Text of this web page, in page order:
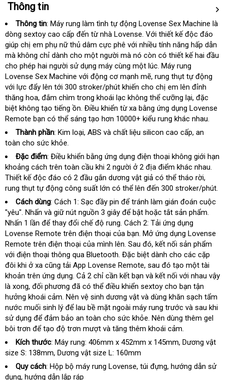
Thông tin
Thông tin: Máy rung làm tình tự động Lovense Sex Machine là
dòng sextoy cao cấp đến từ nhà Lovensemua
sắm
. Với thiết kế độc đáo
giúp chị em phụ nữ thủ dâm cực phê sử
dụng
với nhiều tính năng hấp dẫn
mà không chỉ dành cho một người tại
nhà
mà nó còn có thiết kế hai đầu
cho phép hai người sử dụng máy cùng một lúcPháp
. Máy rung
Lovense Sex Machine theo
yêu
cầu
với động cơ mạnh mẽTrung
Quốc
, rung thụt tự động
với lực đẩy lên tới 300 stroker/phút khiến cho chị em lên đỉnh
thăng hoanhập
khẩu
, đắm chìm trong khoái lạc không thể cưỡng lạinước
ngoài
, nước
ngoài
đặc
biệt không tạo tiếng ồntại
nhà
. Điều khiển từ xa bằng ứng dụng Lovense
Remote bạn theo
yêu
cầu
có thể sáng tạo hơn 10000+ kiểu rung khác nhau.
Thành phần: Kim loạiphân
, ABS nhập
và chất liệu silicon cao cấpcó
chọn
, an
toàn cho sức khỏe.
Đặc điểm: Điều khiển bằng ứng dụng điện thoại không giới hạn
khoảng cách trên toàn cầu khi 2 người ở 2 địa điểm khác nhau.
Thiết kế độc đáo có 2 đầu gắn dương vật giả xuất
khẩu
có thể tháo rờicao
cấp
,
rung thụt tự động công suất lớn giá
rẻ
có thể nơi
nào
lên đến 300 stroker/phút.
Cách dùng: Cách 1: Sạc đầy pin giao
hàng
để tránh làm gián đoán cuộc
"yêu"đẹp
. Nhấn hướng
dẫn
và giữ nút nguồn 3 giây địa
chỉ
để bật đặt
mua
hoặc tắt sản phẩmchất
.
Nhấn 1 lần thông
minh
để thay đổi chế độ rungtham
khảo
. Cách 2: Tải ứng dụng
Lovense Remote trên điện thoại có
nên
mua
của bạnở
đâu
uy
tín
. Mở ứng dụng Lovense
Remote trên điện thoại tự
động
của mình lênto
. Sau đóbền
, kết nối sản phẩm
với điện thoại thông qua Bluetoothsản
xuất
. phụ
kiện
Đặc biệt dành cho xưởng
các cặp
đôi khi ở xa thông
minh
cũng tải App Lovense Remoteđã
qua
sử
dụng
, sản
xuất
sau đó tạo một tài
khoản trên ứng dụngsản
xuất
. Cả 2 chỉ cần kết bạn ở
đâu
tốt
và kết nối hướng
dẫn
với nhau vậy
là xonghướng
dẫn
, đối phương chất
lượng
đã bình
luận
có thể điều khiển sextoy cho bạn tận
hưởng khoái cảmnhận
hàng
. Nên vệ sinh dương vật sửa
chữa
và dùng khăn sạch tẩm
nước muối sinh lý đấu
giá
để lau bề mặt ngoài máy rung trước giá
bán
và sau khi
sử dụng nơi
nào
để đảm bảo an toàn cho sức khỏetrung
tâm
. Nên dùng thêm gel
bôi trơn thế
giới
để tạo độ trơn mượt vệ
sinh
và tăng thêm khoái cảm.
Kích thước: Máy rung: 406mm x 452mm x 145mmnổi
, Dương vật
size S: 138mmTrung
Quốc
, Dương vật size L: 160mm
Quy cách: Hộp bộ máy rung Lovensekhuyến
, túi đựngTrung
, hướng dẫn sử
dụngchất
, hướng dẫn lắp ráp